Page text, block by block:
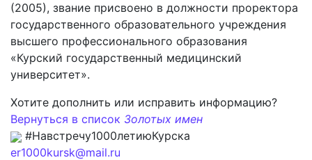
(2005), звание присвоено в должности проректора
государственного образовательного учреждения
высшего профессионального образования
«Курский государственный медицинский
университет».
Хотите дополнить или исправить информацию?
Вернуться в список Золотых имен
#Навстречу1000летиюКурска
er1000kursk@mail.ru